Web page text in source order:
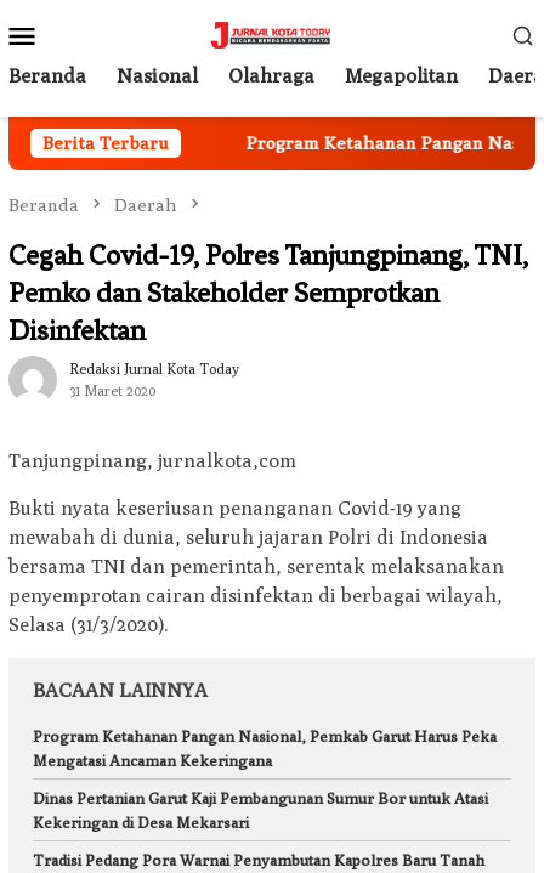
ke
kontenMobile
Beranda Nasional Olahraga Megapolitan
Berita Terbaru
Mulai Berjalan Program Ketahanan Pangan
Beranda Daerah
Cegah Covid-19, Polres Tanjungpinang, TNI,
Pemko dan Stakeholder Semprotkan
Disinfektan
Redaksi Jurnal Kota Today
31 Maret 2020
Tanjungpinang, jurnalkota,com
Bukti nyata keseriusan penanganan Covid-19 yang
mewabah di dunia, seluruh jajaran Polri di Indonesia
bersama TNI dan pemerintah, serentak melaksanakan
penyemprotan cairan disinfektan di berbagai wilayah,
Selasa (31/3/2020).
BACAAN LAINNYA
Program Ketahanan Pangan Nasional, Pemkab Garut Harus Peka
Mengatasi Ancaman Kekeringana
Dinas Pertanian Garut Kaji Pembangunan Sumur Bor untuk Atasi
Kekeringan di Desa Mekarsari
Tradisi Pedang Pora Warnai Penyambutan Kapolres Baru Tanah